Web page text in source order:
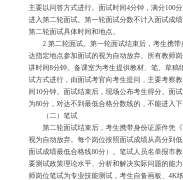
主要以问答方式进行。面试时间4分钟，满分100
进入第二轮面试。第一轮面试分数不计入面试成
第二轮面试具体时间和地点。
2.第二轮面试。第一轮面试结束后，考生携带
达指定地点参加面试的视为自动放弃。所有教师
讲时间8分钟。备课室为考生提供教材、笔、草
试方式进行，由面试考官向考生提问，主要考察
间10分钟。面试结束后，现场公布考生得分。面
为80分，对达不到最低合格分数线的，不能进入
（二）笔试
第二轮面试结束后，考生携带身份证原件凭《
视为自动放弃。每个岗位按照面试成绩从高分到
面试成绩最低合格线80分）。笔试人员名单报市
要测试政策理论水平、分析和解决实际问题的能
师岗位笔试为专业技能测试，考生自备画板、4K